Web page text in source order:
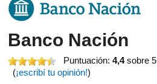
Banco Nación
Puntuación:4,4sobre 5
(¡escribí tu opinión!)